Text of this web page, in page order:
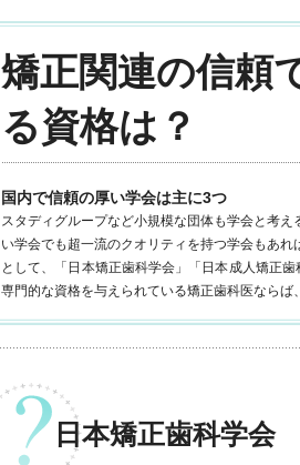
矯正関連の信頼
る資格は？
国内で信頼の厚い学会は主に3つ
スタディグループなど小規模な団体も学会と考
い学会でも超一流のクオリティを持つ学会もあ
として、「日本矯正歯科学会」「日本成人矯正
専門的な資格を与えられている矯正歯科医ならば
日本矯正歯科学会